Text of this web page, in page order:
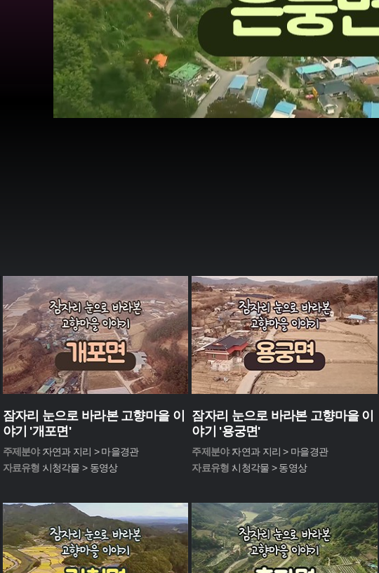
잠자리 눈으로 바라본 고향마을 이
야기 '개포면'
주제분야 :자연과 지리 > 마을경관
자료유형 :시청각물 > 동영상
잠자리 눈으로 바라본 고향마을 이
야기 '용궁면'
주제분야 :자연과 지리 > 마을경관
자료유형 :시청각물 > 동영상